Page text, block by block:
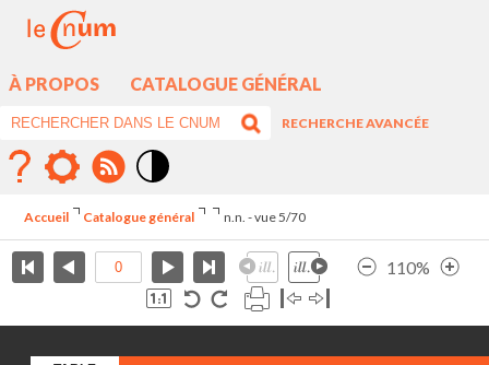
À PROPOS CATALOGUE GÉNÉRAL
RECHERCHE AVANCÉE
élévé
Accueil Catalogue général n.n. - vue 5/70
110%